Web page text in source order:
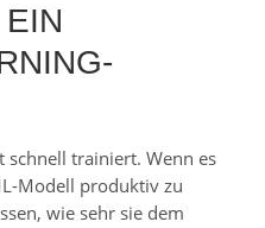
schnell trainiert. Wenn es
Modell produktiv zu
wie sehr sie dem